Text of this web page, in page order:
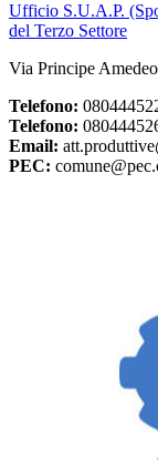
Ufficio S.U.A.P.
del Terzo Settore
Via Principe
Telefono:
Telefono:
Email:
PEC: